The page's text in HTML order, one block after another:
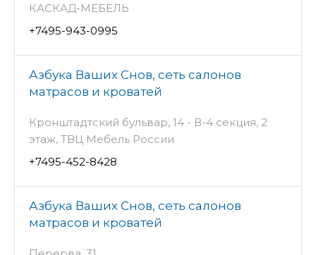
КАСКАД-МЕБЕЛЬ
+7495-943-0995
Азбука Ваших Снов, сеть салонов
матрасов и кроватей
Кронштадтский бульвар, 14 - В-4 секция, 2
этаж, ТВЦ Мебель России
+7495-452-8428
Азбука Ваших Снов, сеть салонов
матрасов и кроватей